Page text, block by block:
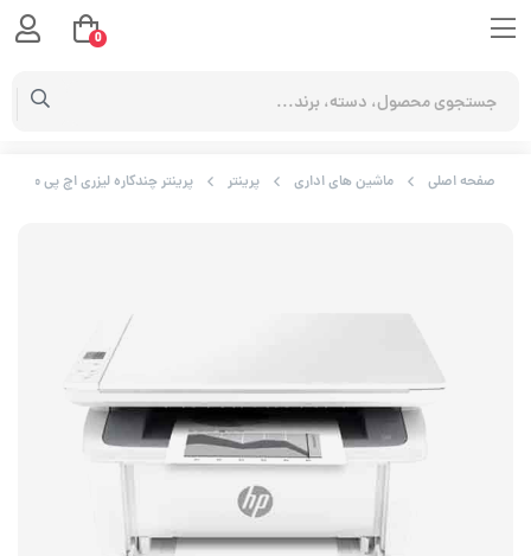
صفحه اصلی ماشین های اداری پرینتر پرینتر چندکاره لیزری اچ پی مدل Laserjet MFP M141 w
0